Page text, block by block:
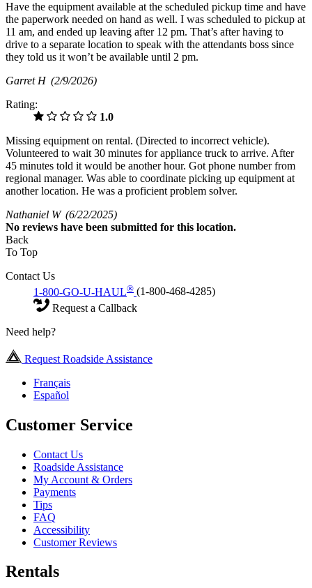
Have the equipment available at the scheduled pickup time and have
the paperwork needed on hand as well. I was scheduled to pickup at
11 am, and ended up leaving after 12 pm. That’s after having to
drive to a separate location to speak with the attendants boss since
they told us it won’t be available until 2 pm.
Garret H (2/9/2026)
Rating:
1.0
Missing equipment on rental. (Directed to incorrect vehicle).
Volunteered to wait 30 minutes for appliance truck to arrive. After
45 minutes told it would be another hour. Got phone number from
regional manager. Was able to coordinate picking up equipment at
another location. He was a proficient problem solver.
Nathaniel W (6/22/2025)
No reviews have been submitted for this location.
Back
To Top
Contact Us
1-800-GO-U-HAUL® (1-800-468-4285)
Request a Callback
Need help?
Request Roadside Assistance
Français
Español
Customer Service
Contact Us
Roadside Assistance
My Account & Orders
Payments
Tips
FAQ
Accessibility
Customer Reviews
Rentals